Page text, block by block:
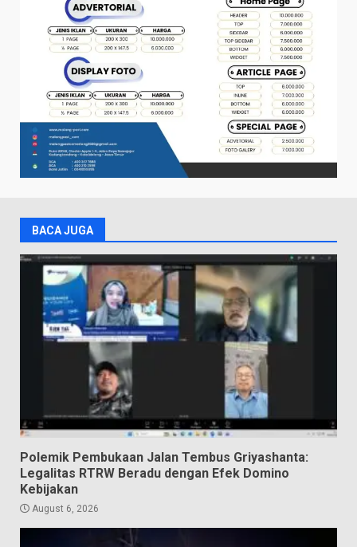
BACA JUGA
Polemik Pembukaan Jalan Tembus Griyashanta:
Legalitas RTRW Beradu dengan Efek Domino
Kebijakan
August 6, 2026